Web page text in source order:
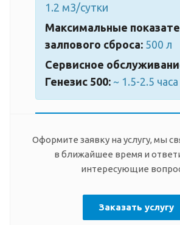
1.2 м3/сутки
Максимальные
залпового сброса: 500 л
Сервисное
Генезис 500: ~ 1.5-2.5 часа
Оформите заявку на услугу, мы
в ближайшее время и
интересующие
Заказать услугу